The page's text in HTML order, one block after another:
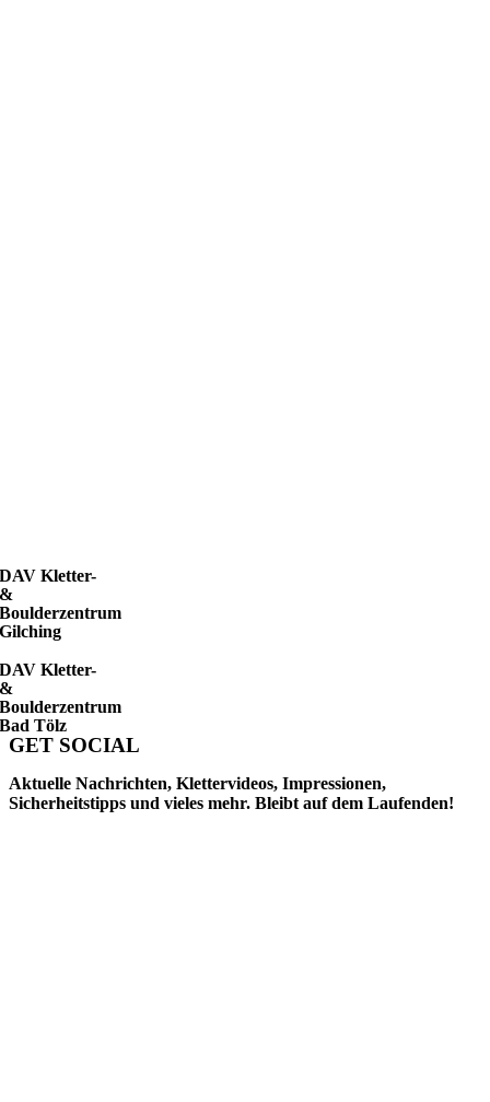
DAV Kletter-
&
Boulderzentrum
Gilching
DAV Kletter-
&
Boulderzentrum
Bad Tölz
GET SOCIAL
Aktuelle Nachrichten, Klettervideos, Impressionen,
Sicherheitstipps und vieles mehr. Bleibt auf dem Laufenden!